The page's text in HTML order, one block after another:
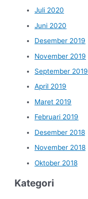
Juli 2020
Juni 2020
Desember 2019
November 2019
September 2019
April 2019
Maret 2019
Februari 2019
Desember 2018
November 2018
Oktober 2018
Kategori